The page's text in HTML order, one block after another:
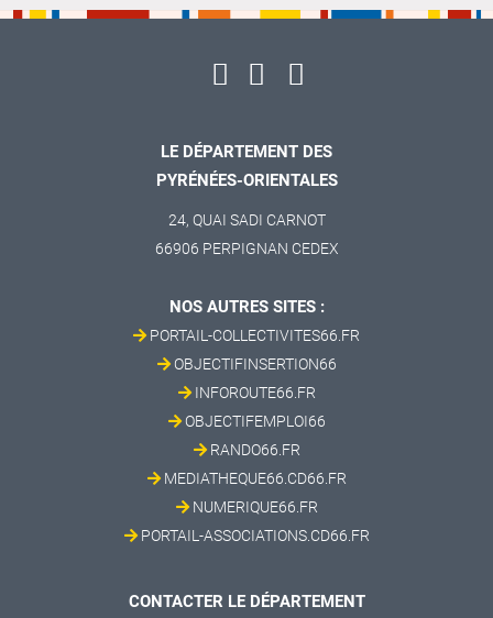
LE DÉPARTEMENT DES
PYRÉNÉES-ORIENTALES
24, QUAI SADI CARNOT
66906 PERPIGNAN CEDEX
NOS AUTRES SITES :
PORTAIL-COLLECTIVITES66.FR
OBJECTIFINSERTION66
INFOROUTE66.FR
OBJECTIFEMPLOI66
RANDO66.FR
MEDIATHEQUE66.CD66.FR
NUMERIQUE66.FR
PORTAIL-ASSOCIATIONS.CD66.FR
CONTACTER LE DÉPARTEMENT